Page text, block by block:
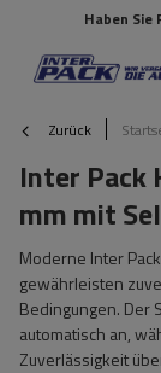
Haben Sie
Zurück
Inter Pack
mm mit
Moderne Inter
gewährleisten
Bedingungen. Der
automatisch an,
Zuverlässigkeit